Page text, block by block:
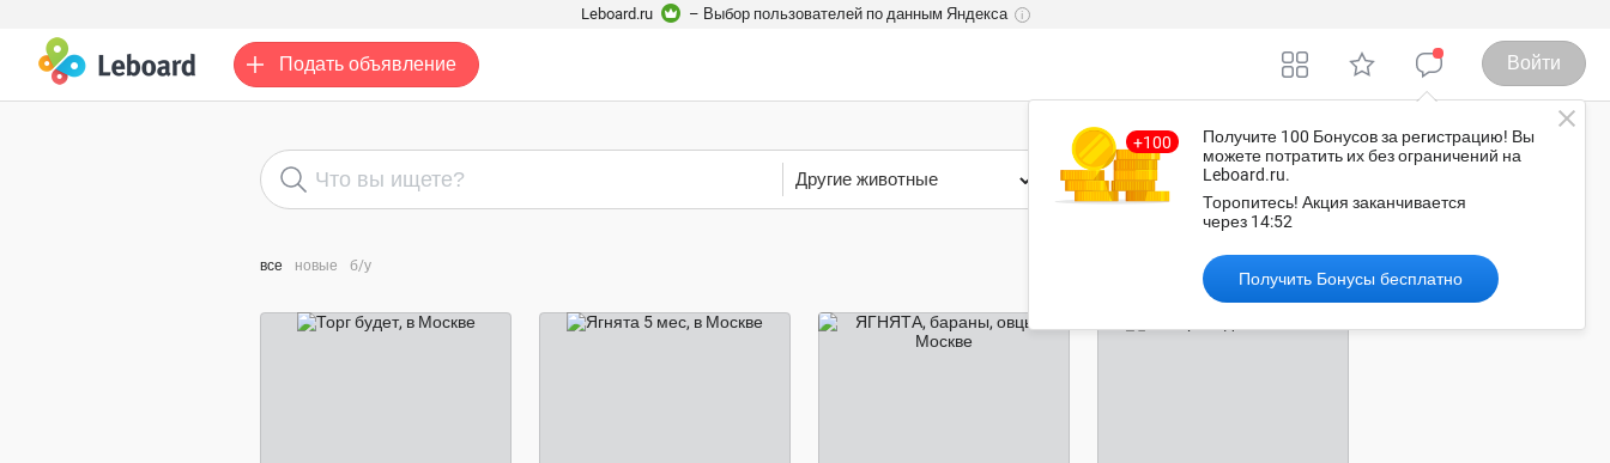
Leboard.ru – Выбор пользователей по данным Яндекса i
Подать объявление Войти
Получите 100 Бонусовза регистрацию! Вы
можете потратить их без ограничений на
Leboard.ru.
Торопитесь! Акция заканчивается
через 14:51
Получить Бонусы бесплатно
Другие животные Москва
все новые б/у Рекомендованные объявления